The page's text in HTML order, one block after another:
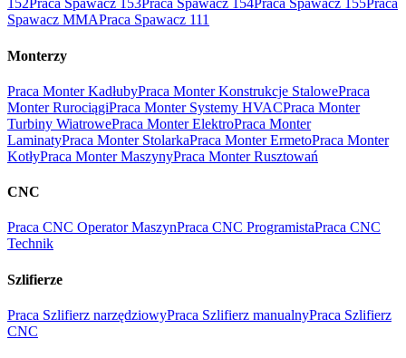
152Praca Spawacz 153Praca Spawacz 154Praca Spawacz 155Praca
Spawacz MMAPraca Spawacz 111
Monterzy
Praca Monter KadłubyPraca Monter Konstrukcje StalowePraca
Monter RurociągiPraca Monter Systemy HVACPraca Monter
Turbiny WiatrowePraca Monter ElektroPraca Monter
LaminatyPraca Monter StolarkaPraca Monter ErmetoPraca Monter
KotłyPraca Monter MaszynyPraca Monter Rusztowań
CNC
Praca CNC Operator MaszynPraca CNC ProgramistaPraca CNC
Technik
Szlifierze
Praca Szlifierz narzędziowyPraca Szlifierz manualnyPraca Szlifierz
CNC